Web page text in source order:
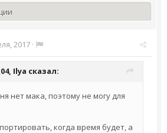
2017 ·
Ilya сказал:
нет мака, поэтому не могу для
когда время будет, а